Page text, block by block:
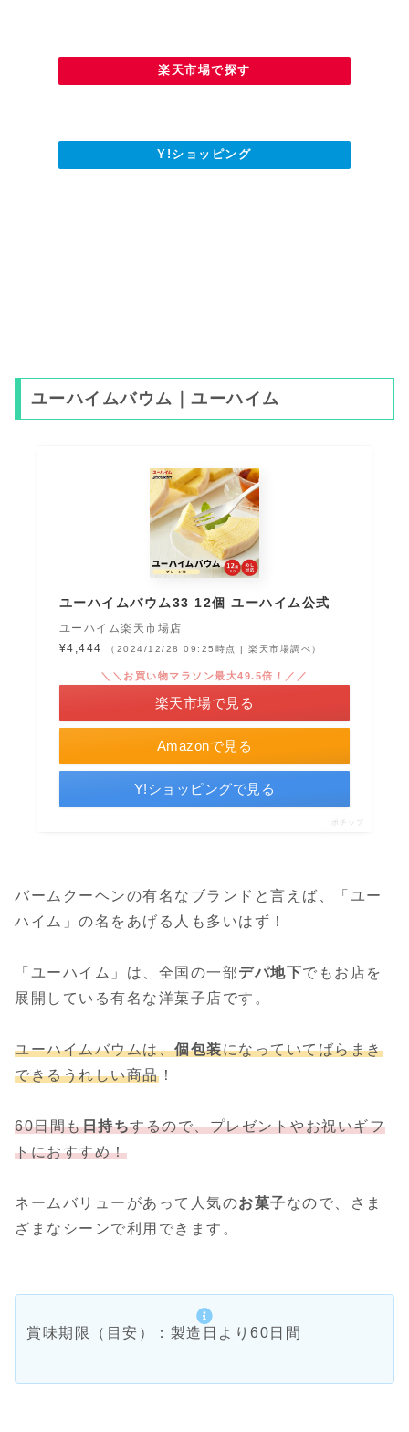
楽天市場で探す
Y!ショッピング
ユーハイムバウム｜ユーハイム
ユーハイムバウム33 12個 ユーハイム公式
ユーハイム楽天市場店
¥4,444
（2024/12/28 09:25時点 | 楽天市場調べ）
Amazonで見る
＼＼お買い物マラソン最大49.5倍！／／
楽天市場で見る
Y!ショッピングで見る
ポチップ
バームクーヘンの有名なブランドと言えば、「ユー
ハイム」の名をあげる人も多いはず！
「ユーハイム」は、全国の一部デパ地下でもお店を
展開している有名な洋菓子店です。
ユーハイムバウムは、個包装になっていてばらまき
できるうれしい商品！
60日間も日持ちするので、プレゼントやお祝いギフ
トにおすすめ！
ネームバリューがあって人気のお菓子なので、さま
ざまなシーンで利用できます。
賞味期限（目安）：製造日より60日間